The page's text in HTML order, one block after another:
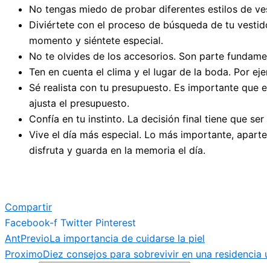
No tengas miedo de probar diferentes estilos de
Diviértete con el proceso de búsqueda de tu
momento y siéntete especial.
No te olvides de los accesorios. Son parte
Ten en cuenta el clima y el lugar de la boda. Por
Sé realista con tu presupuesto. Es importante que
ajusta el presupuesto.
Confía en tu instinto. La decisión final tiene que
Vive el día más especial. Lo más importante,
disfruta y guarda en la memoria el día.
Compartir
Facebook-f Twitter Pinterest
AntPrevioLa importancia de cuidarse la piel
ProximoDiez consejos para sobrevivir en una residencia